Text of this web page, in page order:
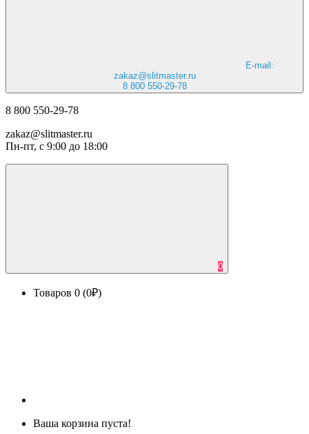
E-mail:
zakaz@slitmaster.ru
8 800 550-29-78
8 800 550-29-78
zakaz@slitmaster.ru
Пн-пт, с 9:00 до 18:00
0
Товаров 0 (0₽)
Ваша корзина пуста!